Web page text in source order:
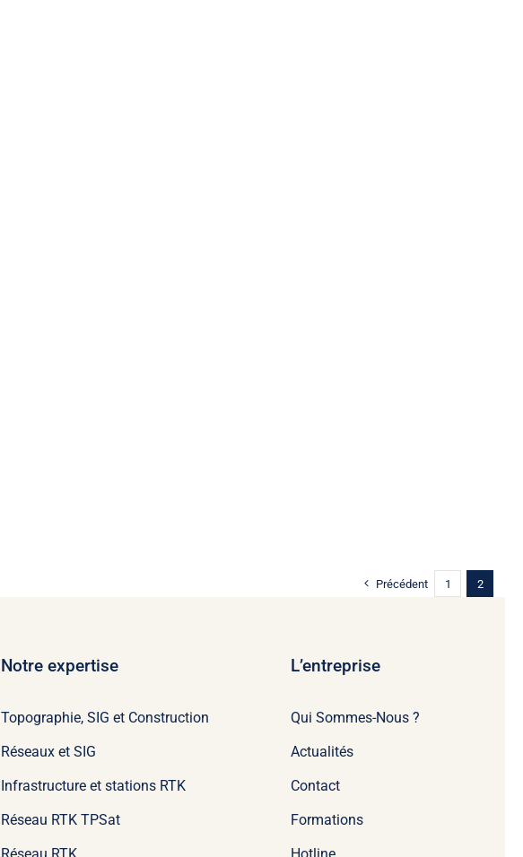
Précédent 1 2
Notre expertise
Topographie, SIG et Construction
Réseaux et SIG
Infrastructure et stations RTK
Réseau RTK TPSat
L’entreprise
Qui Sommes-Nous ?
Actualités
Contact
Formations